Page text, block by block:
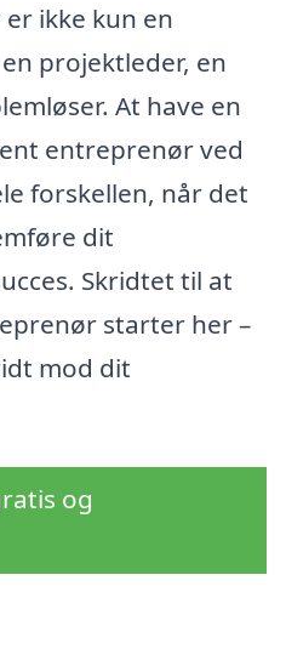
ikke kun en
projektleder, en
At have en
entreprenør ved
forskellen, når det
dit
Skridtet til at
starter her –
mod dit
og